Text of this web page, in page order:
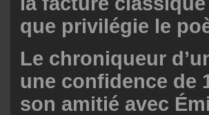
que privilégie le
Le chroniqueur
une confidence de
son amitié avec